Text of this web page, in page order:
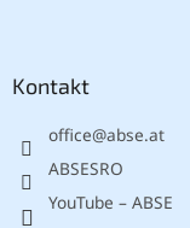
Kontakt
office@abse.at
ABSESRO
YouTube – ABSE